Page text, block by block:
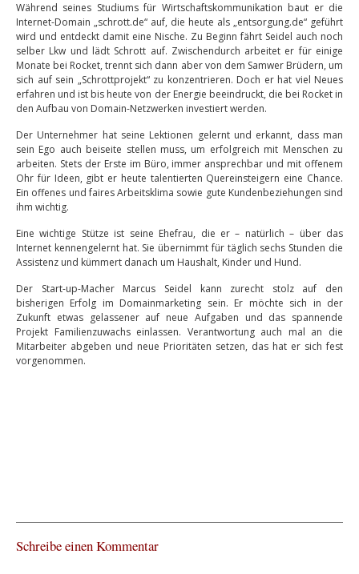
Während seines Studiums für Wirtschaftskommunikation baut er die
Internet-Domain „schrott.de“ auf, die heute als „entsorgung.de“ geführt
wird und entdeckt damit eine Nische. Zu Beginn fährt Seidel auch noch
selber Lkw und lädt Schrott auf. Zwischendurch arbeitet er für einige
Monate bei Rocket, trennt sich dann aber von dem Samwer Brüdern, um
sich auf sein „Schrottprojekt“ zu konzentrieren. Doch er hat viel Neues
erfahren und ist bis heute von der Energie beeindruckt, die bei Rocket in
den Aufbau von Domain-Netzwerken investiert werden.
Der Unternehmer hat seine Lektionen gelernt und erkannt, dass man
sein Ego auch beiseite stellen muss, um erfolgreich mit Menschen zu
arbeiten. Stets der Erste im Büro, immer ansprechbar und mit offenem
Ohr für Ideen, gibt er heute talentierten Quereinsteigern eine Chance.
Ein offenes und faires Arbeitsklima sowie gute Kundenbeziehungen sind
ihm wichtig.
Eine wichtige Stütze ist seine Ehefrau, die er – natürlich – über das
Internet kennengelernt hat. Sie übernimmt für täglich sechs Stunden die
Assistenz und kümmert danach um Haushalt, Kinder und Hund.
Der Start-up-Macher Marcus Seidel kann zurecht stolz auf den
bisherigen Erfolg im Domainmarketing sein. Er möchte sich in der
Zukunft etwas gelassener auf neue Aufgaben und das spannende
Projekt Familienzuwachs einlassen. Verantwortung auch mal an die
Mitarbeiter abgeben und neue Prioritäten setzen, das hat er sich fest
vorgenommen.
Schreibe einen Kommentar